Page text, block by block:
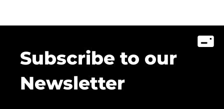
Subscribe to our
Newsletter